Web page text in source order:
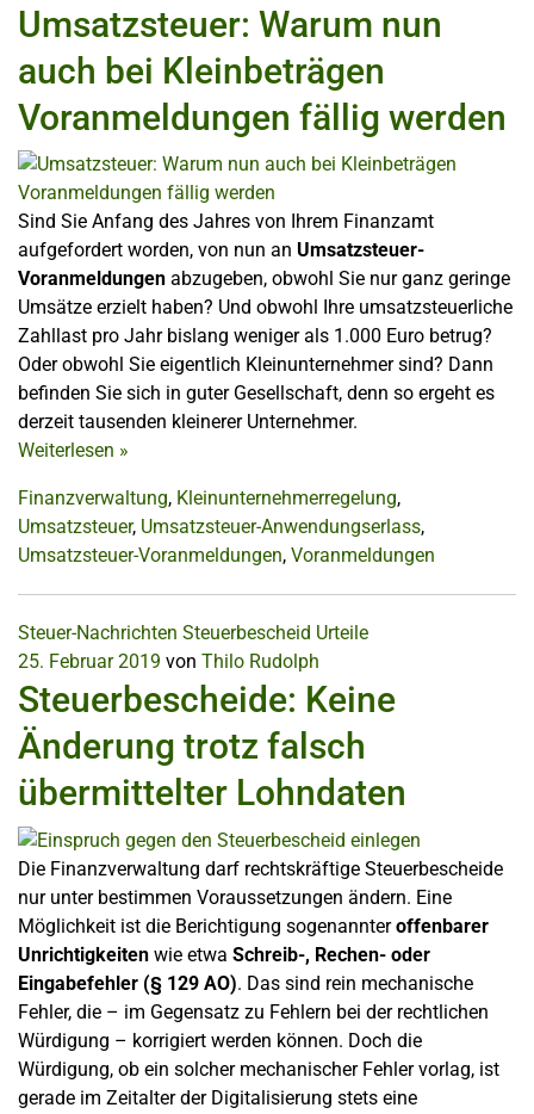
Umsatzsteuer: Warum nun
auch bei Kleinbeträgen
Voranmeldungen fällig werden
Sind Sie Anfang des Jahres von Ihrem Finanzamt
aufgefordert worden, von nun an Umsatzsteuer-
Voranmeldungen abzugeben, obwohl Sie nur ganz geringe
Umsätze erzielt haben? Und obwohl Ihre umsatzsteuerliche
Zahllast pro Jahr bislang weniger als 1.000 Euro betrug?
Oder obwohl Sie eigentlich Kleinunternehmer sind? Dann
befinden Sie sich in guter Gesellschaft, denn so ergeht es
derzeit tausenden kleinerer Unternehmer.
Weiterlesen »
Finanzverwaltung, Kleinunternehmerregelung,
Umsatzsteuer, Umsatzsteuer-Anwendungserlass,
Umsatzsteuer-Voranmeldungen, Voranmeldungen
Steuer-Nachrichten Steuerbescheid Urteile
25. Februar 2019 von Thilo Rudolph
Steuerbescheide: Keine
Änderung trotz falsch
übermittelter Lohndaten
Die Finanzverwaltung darf rechtskräftige Steuerbescheide
nur unter bestimmen Voraussetzungen ändern. Eine
Möglichkeit ist die Berichtigung sogenannteroffenbarer
Unrichtigkeiten wie etwa Schreib-, Rechen- oder
Eingabefehler (§ 129 AO). Das sind rein mechanische
Fehler, die – im Gegensatz zu Fehlern bei der rechtlichen
Würdigung – korrigiert werden können. Doch die
Würdigung, ob ein solcher mechanischer Fehler vorlag, ist
gerade im Zeitalter der Digitalisierung stets eine